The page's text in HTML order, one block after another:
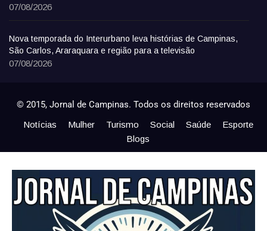
07/08/2026
Nova temporada do Interurbano leva histórias de Campinas,
São Carlos, Araraquara e região para a televisão
07/08/2026
© 2015, Jornal de Campinas. Todos os direitos reservados
Notícias Mulher Turismo Social Saúde
Esporte
Blogs